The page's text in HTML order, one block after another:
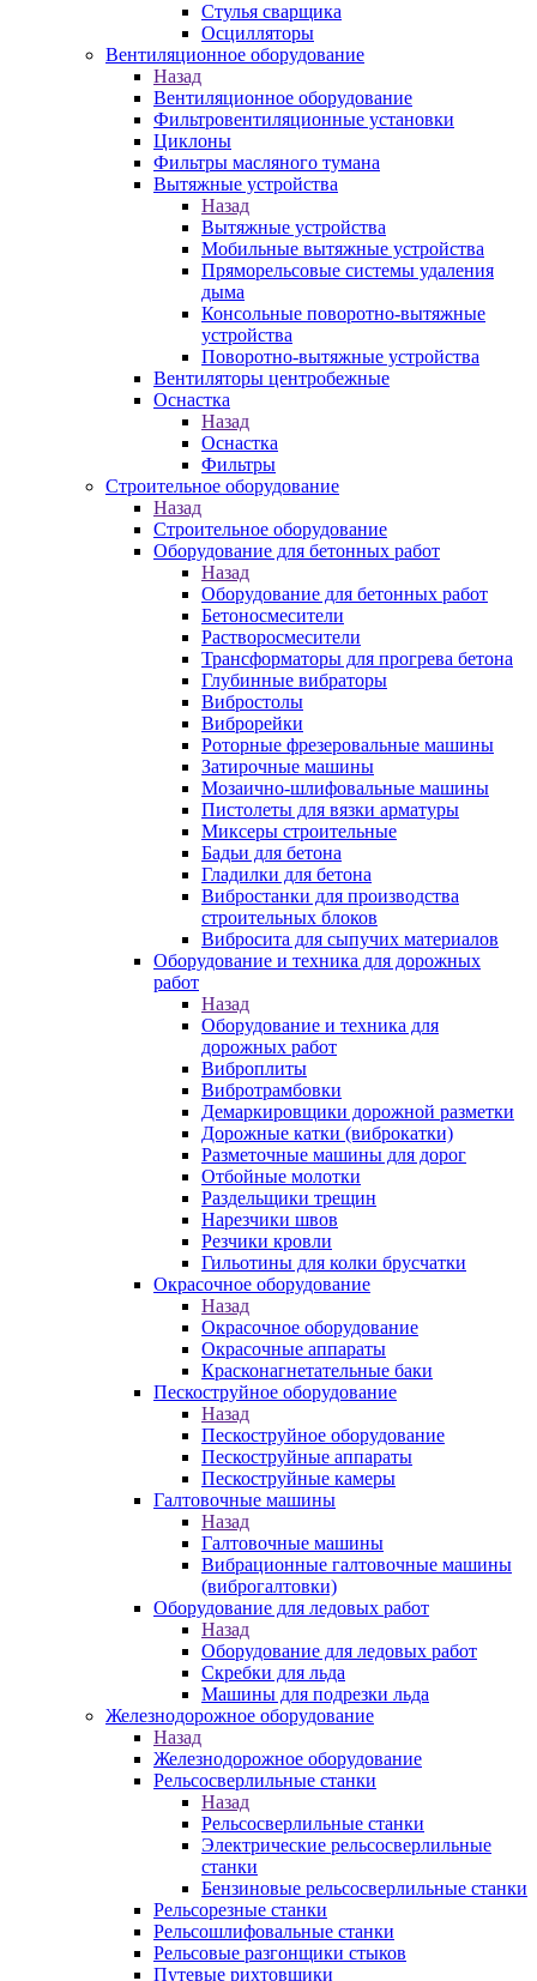
Стулья сварщика
Осцилляторы
Вентиляционное оборудование
Назад
Вентиляционное оборудование
Фильтровентиляционные установки
Циклоны
Фильтры масляного тумана
Вытяжные устройства
Назад
Вытяжные устройства
Мобильные вытяжные устройства
Пряморельсовые системы удаления
дыма
Консольные поворотно-вытяжные
устройства
Поворотно-вытяжные устройства
Вентиляторы центробежные
Оснастка
Назад
Оснастка
Фильтры
Строительное оборудование
Назад
Строительное оборудование
Оборудование для бетонных работ
Назад
Оборудование для бетонных работ
Бетоносмесители
Растворосмесители
Трансформаторы для прогрева бетона
Глубинные вибраторы
Вибростолы
Виброрейки
Роторные фрезеровальные машины
Затирочные машины
Мозаично-шлифовальные машины
Пистолеты для вязки арматуры
Миксеры строительные
Бадьи для бетона
Гладилки для бетона
Вибростанки для производства
строительных блоков
Вибросита для сыпучих материалов
Оборудование и техника для дорожных
работ
Назад
Оборудование и техника для
дорожных работ
Виброплиты
Вибротрамбовки
Демаркировщики дорожной разметки
Дорожные катки (виброкатки)
Разметочные машины для дорог
Отбойные молотки
Раздельщики трещин
Нарезчики швов
Резчики кровли
Гильотины для колки брусчатки
Окрасочное оборудование
Назад
Окрасочное оборудование
Окрасочные аппараты
Красконагнетательные баки
Пескоструйное оборудование
Назад
Пескоструйное оборудование
Пескоструйные аппараты
Пескоструйные камеры
Галтовочные машины
Назад
Галтовочные машины
Вибрационные галтовочные машины
(виброгалтовки)
Оборудование для ледовых работ
Назад
Оборудование для ледовых работ
Скребки для льда
Машины для подрезки льда
Железнодорожное оборудование
Назад
Железнодорожное оборудование
Рельсосверлильные станки
Назад
Рельсосверлильные станки
Электрические рельсосверлильные
станки
Бензиновые рельсосверлильные станки
Рельсорезные станки
Рельсошлифовальные станки
Рельсовые разгонщики стыков
Путевые рихтовщики